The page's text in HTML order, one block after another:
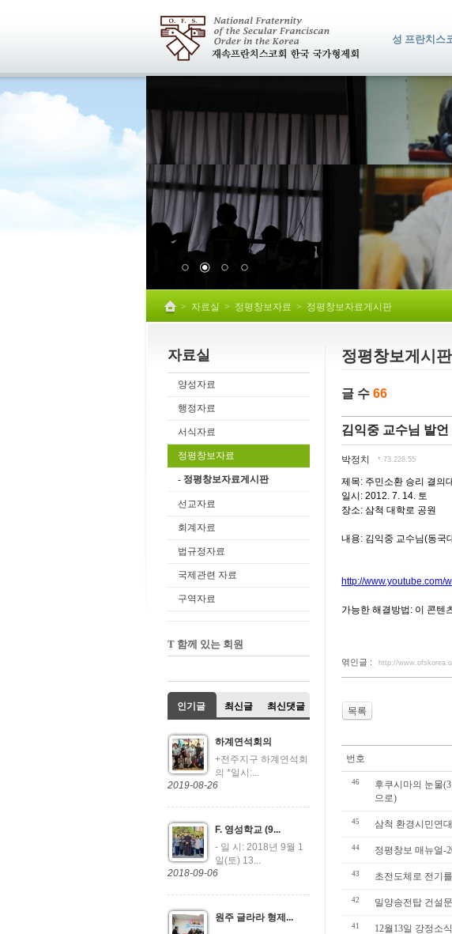
성 프란치스
> 자료실 > 정평창보자료 > 정평창보자료게시판
정평창보게시판
글 수 66
김익중 교수님 발언
박정치 *.73.228.55
제목: 주민소환 승리 결의
일시: 2012. 7. 14. 토
장소: 삼척 대학로 공원
내용: 김익중 교수님(동국
http://www.youtube.com/
가능한 해결방법: 이 콘텐
엮인글 : http://
목록
번호
46
후쿠시마의 눈물
으로)
45 삼척 환경시민연
44 정평창보 매뉴얼-
43 초전도체로 전기
42 밀양송전탑 건설문
41 12월13일 강정소
자료실
양성자료
행정자료
서식자료
정평창보자료
- 정평창보자료게시판
선교자료
회계자료
법규정자료
국제관련 자료
구역자료
T 함께 있는 회원
인기글 최신글 최신댓글
하계연석회의
+전주지구 하계연석회
의 *일시:...
2019-08-26
F. 영성학교 (9...
- 일 시: 2018년 9월 1
일(토) 13...
2018-09-06
원주 글라라 형제...